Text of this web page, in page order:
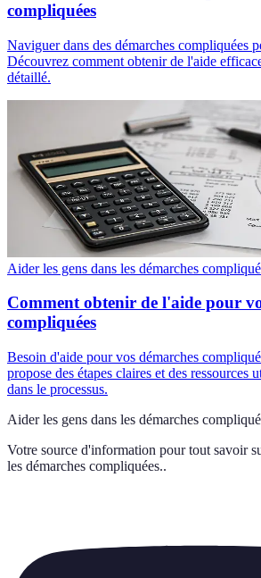
compliquées
Naviguer dans des démarches compliquées
Découvrez comment obtenir de l'aide
détaillé.
Aider les gens dans les démarches
Comment obtenir de l'aide pour
compliquées
Besoin d'aide pour vos démarches
propose des étapes claires et des ressources
dans le processus.
Aider les gens dans les démarches
Votre source d'information pour tout savoir
les démarches compliquées..